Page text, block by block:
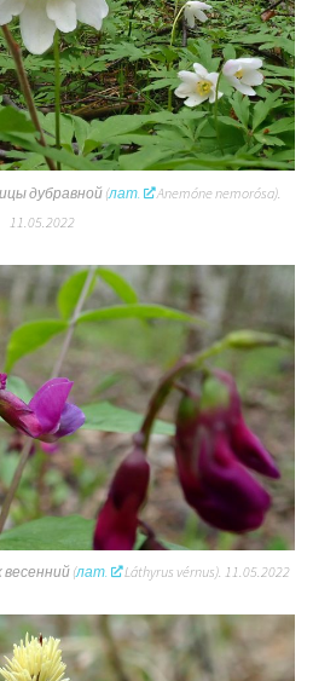
дубравной (лат. Anemóne nemorósa).
11.05.2022
весенний(лат. Láthyrus vérnus).11.05.2022